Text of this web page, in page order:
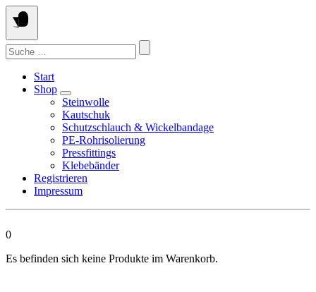
Springen
Sie
zum
Inhalt
Suchen
nach:
Start
Shop
Steinwolle
Kautschuk
Schutzschlauch & Wickelbandage
PE-Rohrisolierung
Pressfittings
Klebebänder
Registrieren
Impressum
0
Es befinden sich keine Produkte im Warenkorb.